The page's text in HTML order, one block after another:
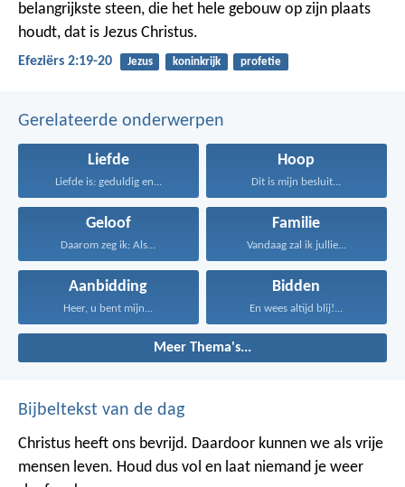
belangrijkste steen, die het hele gebouw op zijn plaats
houdt, dat is Jezus Christus.
Efeziërs 2:19-20 Jezus koninkrijk profetie
Gerelateerde onderwerpen
Liefde
Liefde is: geduldig en...
Hoop
Dit is mijn besluit...
Geloof
Daarom zeg ik: Als...
Familie
Vandaag zal ik jullie...
Aanbidding
Heer, u bent mijn...
Bidden
En wees altijd blij!...
Meer Thema's...
Bijbeltekst van de dag
Christus heeft ons bevrijd. Daardoor kunnen we als vrije
mensen leven. Houd dus vol en laat niemand je weer